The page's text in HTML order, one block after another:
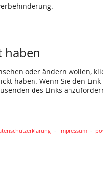
haben
oder ändern wollen,
haben. Wenn Sie den
des Links
Impressum